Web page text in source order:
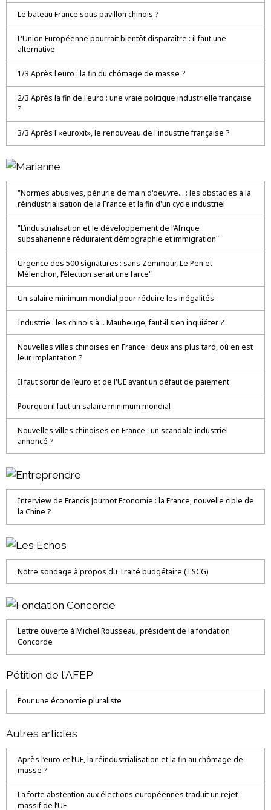
Le bateau France sous pavillon chinois ?
L'Union Européenne pourrait bientôt disparaître : il faut une
alternative
1/3 Après l'euro : la fin du chômage de masse ?
2/3 Après la fin de l'euro : une vraie politique industrielle française
?
3/3 Après l'«euroxit», le renouveau de l'industrie française ?
"Normes abusives, pénurie de main d'oeuvre... : les obstacles à la
réindustrialisation de la France et la fin d'un cycle industriel
"L’industrialisation et le développement de l’Afrique
subsaharienne réduiraient démographie et immigration"
Urgence des 500 signatures : sans Zemmour, Le Pen et
Mélenchon, l’élection serait une farce"
Un salaire minimum mondial pour réduire les inégalités
Industrie : les chinois à... Maubeuge, faut-il s'en inquiéter ?
Nouvelles villes chinoises en France : deux ans plus tard, où en est
leur implantation ?
Il faut sortir de l’euro et de l'UE avant un défaut de paiement
Pourquoi il faut un salaire minimum mondial
Nouvelles villes chinoises en France : un scandale industriel
annoncé ?
Interview de Francis Journot Economie : la France, nouvelle cible de
la Chine ?
Notre sondage à propos du Traité budgétaire (TSCG)
Lettre ouverte à Michel Rousseau, président de la fondation
Concorde
Pétition de l'AFEP
Pour une économie pluraliste
Autres articles
Après l’euro et l’UE, la réindustrialisation et la fin au chômage de
masse ?
La forte abstention aux élections européennes traduit un rejet
massif de l’UE